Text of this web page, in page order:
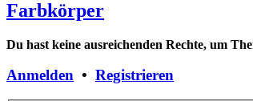
Farbkörper
Du hast keine ausreichenden Rechte, um
Anmelden • Registrieren